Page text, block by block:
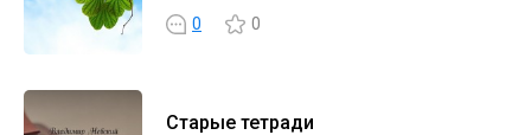
0 0
Старые тетради